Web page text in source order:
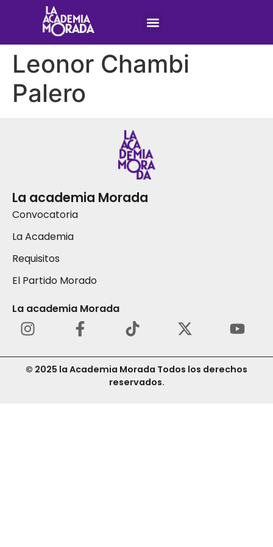
Leonor Chambi
Palero
La academia Morada
Convocatoria
La Academia
Requisitos
El Partido Morado
La academia Morada
© 2025 la Academia Morada Todos los derechos
reservados.